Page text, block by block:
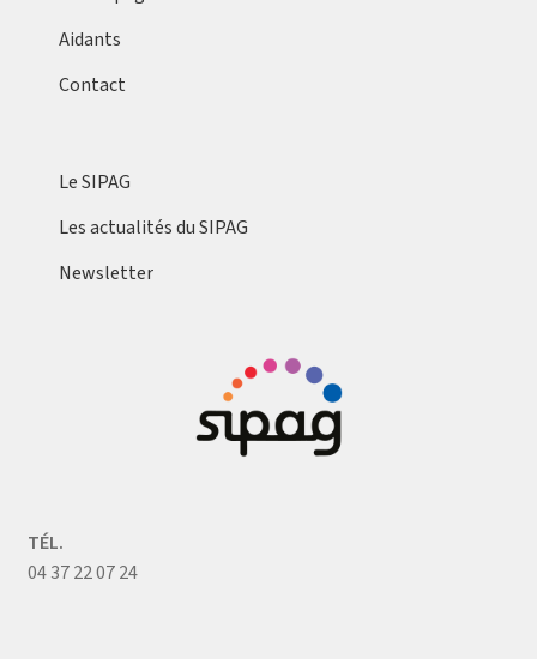
Aidants
Contact
Le SIPAG
Les actualités du SIPAG
Newsletter
TÉL.
04 37 22 07 24